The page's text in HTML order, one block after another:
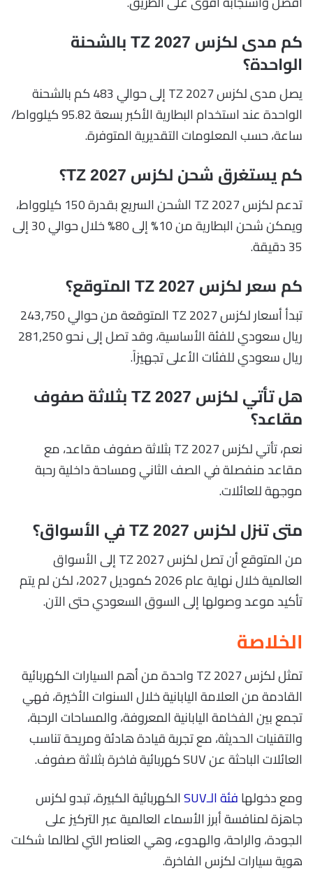
كم مدى لكزس TZ 2027 بالشحنة
الواحدة؟
يصل مدى لكزس TZ 2027 إلى حوالي 483 كم بالشحنة
الواحدة عند استخدام البطارية الأكبر بسعة 95.82 كيلوواط/
ساعة، حسب المعلومات التقديرية المتوفرة.
كم يستغرق شحن لكزس TZ 2027؟
تدعم لكزس TZ 2027 الشحن السريع بقدرة 150 كيلوواط،
ويمكن شحن البطارية من 10% إلى 80% خلال حوالي 30 إلى
35 دقيقة.
كم سعر لكزس TZ 2027 المتوقع؟
تبدأ أسعار لكزس TZ 2027 المتوقعة من حوالي 243,750
ريال سعودي للفئة الأساسية، وقد تصل إلى نحو 281,250
ريال سعودي للفئات الأعلى تجهيزاً.
هل تأتي لكزس TZ 2027 بثلاثة صفوف
مقاعد؟
نعم، تأتي لكزس TZ 2027 بثلاثة صفوف مقاعد، مع
مقاعد منفصلة في الصف الثاني ومساحة داخلية رحبة
موجهة للعائلات.
متى تنزل لكزس TZ 2027 في الأسواق؟
من المتوقع أن تصل لكزس TZ 2027 إلى الأسواق
العالمية خلال نهاية عام 2026 كموديل 2027، لكن لم يتم
تأكيد موعد وصولها إلى السوق السعودي حتى الآن.
الخلاصة
تمثل لكزس TZ 2027 واحدة من أهم السيارات الكهربائية
القادمة من العلامة اليابانية خلال السنوات الأخيرة، فهي
تجمع بين الفخامة اليابانية المعروفة، والمساحات الرحبة،
والتقنيات الحديثة، مع تجربة قيادة هادئة ومريحة تناسب
العائلات الباحثة عن SUV كهربائية فاخرة بثلاثة صفوف.
ومع دخولهافئة الـSUV
الكهربائية الكبيرة، تبدو لكزس
جاهزة لمنافسة أبرز الأسماء العالمية عبر التركيز على
الجودة، والراحة، والهدوء، وهي العناصر التي لطالما شكلت
هوية سيارات لكزس الفاخرة.